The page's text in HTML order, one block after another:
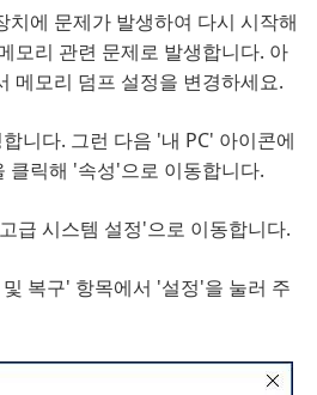
치에 문제가 발생하여 다시 시작해
모리 관련 문제로 발생합니다. 아
메모리 덤프 설정을 변경하세요.
니다. 그런 다음 '내 PC' 아이콘에
클릭해 '속성'으로 이동합니다.
급 시스템 설정'으로 이동합니다.
복구' 항목에서 '설정'을 눌러 주